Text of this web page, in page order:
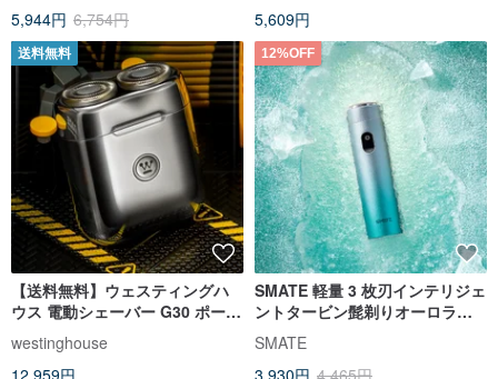
5,944円 6,754円
5,609円
送料無料
【送料無料】ウェスティングハ
ウス 電動シェーバー G30 ポータ
ブル メンズ ミニ電気シェーバー
westinghouse
12,959円
12%OFF
SMATE 軽量 3 枚刃インテリジェ
ントタービン髭剃りオーロラグ
リーンST-R120
SMATE
3,930円 4,465円